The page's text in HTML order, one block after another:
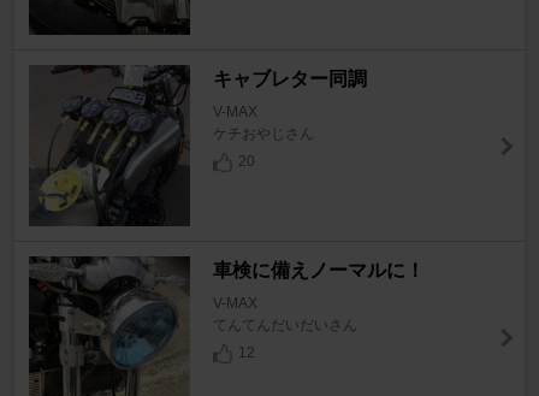
キャブレター同調
V-MAX
ケチおやじさん
20
車検に備えノーマルに！
V-MAX
てんてんだいだいさん
12